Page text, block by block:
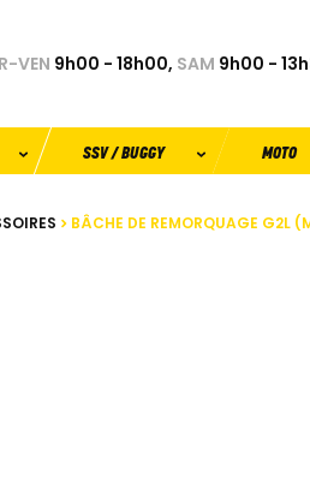
VEN 9h00 - 18h00, SAM 9h00 -
SSV / BUGGY MOTO
BÂCHE DE REMORQUAGE G2L